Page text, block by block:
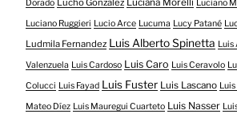
Dorado
Luciano
Luciano Ruggieri Lucio Arce Lucuma Lucy Patané
Ludmila Fernandez Luis Alberto Spinetta Luis
Valenzuela Luis Cardoso Luis Caro Luis Ceravolo
Colucci Luis Fayad Luis Fuster Luis Lascano
Mateo Díez Luis Mauregui Cuarteto Luis Nasser